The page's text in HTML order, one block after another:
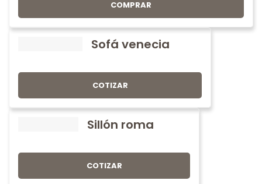
COMPRAR
Sofá venecia
COTIZAR
Sillón roma
COTIZAR